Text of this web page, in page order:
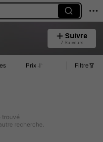
Suivre
7 Suiveurs
Prix Filtre
trouvé
recherche.